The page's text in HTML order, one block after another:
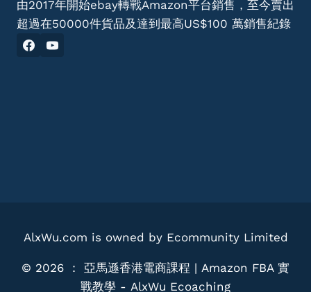
由2017年開始ebay轉戰Amazon平台銷售，至今賣出
超過在50000件貨品及達到最高US$100 萬銷售紀錄
AlxWu.com is owned by Ecommunity Limited
© 2026 ： 亞馬遜香港電商課程 | Amazon FBA 實
戰教學 - AlxWu Ecoaching